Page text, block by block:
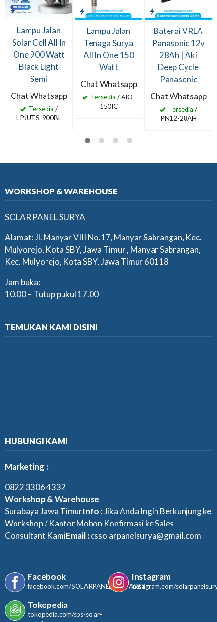
Lampu Jalan
Solar Cell All In
One 900 Watt
Black Light
Semi
Chat Whatsapp
Tersedia /
LPJUTS-900BL
Lampu Jalan
Tenaga Surya
All In One 150
Watt
Chat Whatsapp
Tersedia / AIO-
150IC
Baterai VRLA
Panasonic 12v
28Ah | Aki
Deep Cycle
Panasonic
Chat Whatsapp
Tersedia /
PN12-28AH
WORKSHOP & WAREHOUSE
SOLAR PANEL SURYA
Alamat: Jl. Manyar VIII No.17, Manyar Sabrangan, Kec.
Mulyorejo, Kota SBY, Jawa Timur , Manyar Sabrangan,
Kec. Mulyorejo, Kota SBY, Jawa Timur 60118
Jam buka:
10.00 – Tutup pukul 17.00
TEMUKAN KAMI DISINI
HUBUNGI KAMI
Marketing :
0822 3306 4332
Workshop & Warehouse
Surabaya Jawa TimurInfo :Jika Anda Ingin Berkunjung ke
Workshop / Kantor Mohon Konfirmasi ke Sales
Consultant KamiEmail :cssolarpanelsurya@gmail.com
Facebook
facebook.com/SOLARPANELSURYASBY
Instagram
instagram.com/
Tokopedia
tokopedia.com/sps-solar-